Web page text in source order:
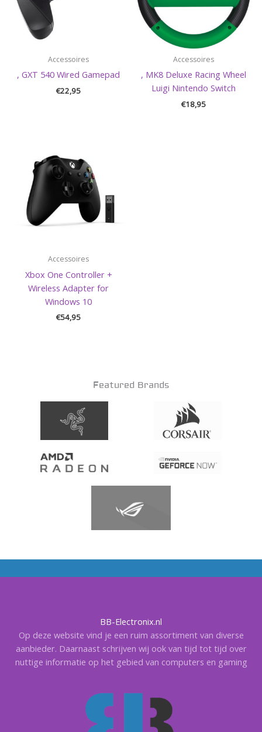
Accessoires
, GXT 540 Wired Gamepad
€22,95
Accessoires
, MK8 Deluxe Racing Wheel
Luigi Nintendo Switch
€18,95
Accessoires
Xbox One Controller +
Wireless Adapter for
Windows 10
€54,95
Featured Brands
BB-Electronix.nl
Op deze website vind je een ruim assortiment van diverse
aanbieder. Daarnaast schrijven wij ook van tijd tot tijd over
nuttige informatie op het gebied van computers en gaming